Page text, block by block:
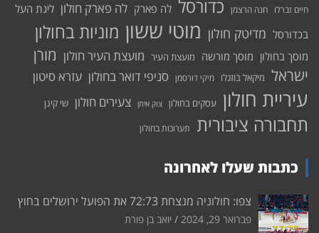
חיים זברלו חנה הרצמן כדורסל לה פארק לה פארק חולון ליגת העל
בכדורסל מדיטק חולון מוטי ששון מוניות בחולון
מוסך בחולון מוסך מורשה מועצת העיר מועצת העיר חולון מורן
ישראל מיקאל בוזגלו מיקי דורסמן סניפי דואר בחולון עזרא סיטון
עיריית חולון עסקים בחולון צוק איתן צעירים חולון שי קינן
תחבורה ציבורית תערוכות בחולון
כתבות שעלו לאחרונה
צפו: חולוניה מנצחת 72:73 את הפועל ירושלים בחוץ
פברואר 29, 2024 יואב בן פורת